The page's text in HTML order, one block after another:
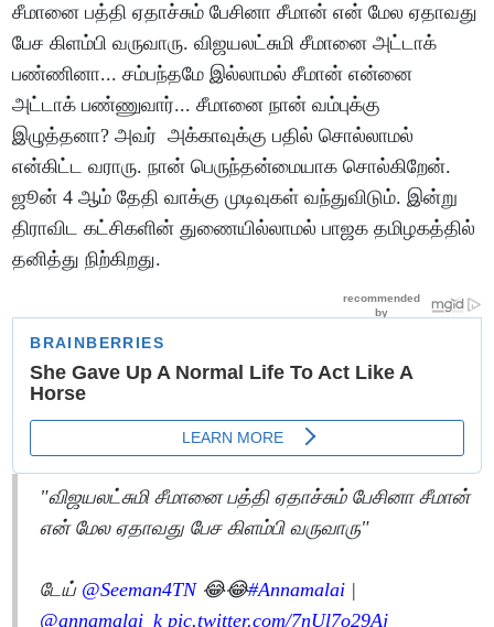
சீமானை பத்தி ஏதாச்சும் பேசினா சீமான் என் மேல ஏதாவது
பேச கிளம்பி வருவாரு. விஜயலட்சுமி சீமானை அட்டாக்
பண்ணினா... சம்பந்தமே இல்லாமல் சீமான் என்னை
அட்டாக் பண்ணுவார்... சீமானை நான் வம்புக்கு
இழுத்தனா? அவர் அக்காவுக்கு பதில் சொல்லாமல்
என்கிட்ட வராரு. நான் பெருந்தன்மையாக சொல்கிறேன்.
ஜூன் 4 ஆம் தேதி வாக்கு முடிவுகள் வந்துவிடும். இன்று
திராவிட கட்சிகளின் துணையில்லாமல் பாஜக தமிழகத்தில்
தனித்து நிற்கிறது.
"விஜயலட்சுமி சீமானை பத்தி ஏதாச்சும் பேசினா சீமான்
என் மேல ஏதாவது பேச கிளம்பி வருவாரு"
டேய் @Seeman4TN😂😂#Annamalai |
@annamalai_k pic.twitter.com/7nUl7o29Aj